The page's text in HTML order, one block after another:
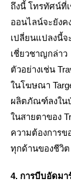
ถึงนี้ โทรทัศน์ที่
ออนไลน์จะยัง
เปลี่ยนแปลงนี้จ
เชี่ยวชาญกล่าว
ตัวอย่างเช่น
ในโฆษณา
ผลิตภัณฑ์ลงใน
ในสายตาของ
ความต้องการ
ทุกด้านของชีวิต
4. การบีบอัดมา